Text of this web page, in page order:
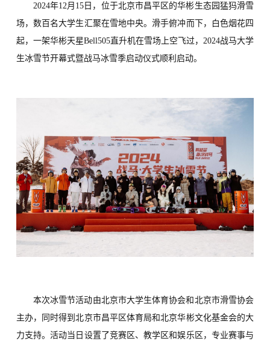
2024年12月15日， 位于北京市昌平区的华彬生态园猛犸滑雪
场，数百 名大学生汇聚在雪地中央。滑手俯冲而下，白色烟花四
起，一架华彬天星Bell505直升机在雪场上空飞过，2024战马大学
生冰雪节开幕式暨战马冰雪季启动仪式顺利启动。
本次冰雪节活动由北京市大学生体育协会和北京市滑雪协会
主办，同时得到北京市昌平区体育局和北京华彬文化基金会的大
力支持。活动当日设置了竞赛区、教学区和娱乐区，专业赛事与